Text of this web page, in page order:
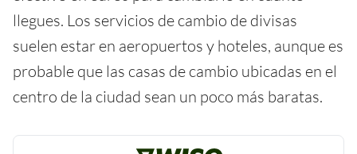
llegues. Los servicios de cambio de divisas
suelen estar en aeropuertos y hoteles, aunque es
probable que las casas de cambio ubicadas en el
centro de la ciudad sean un poco más baratas.